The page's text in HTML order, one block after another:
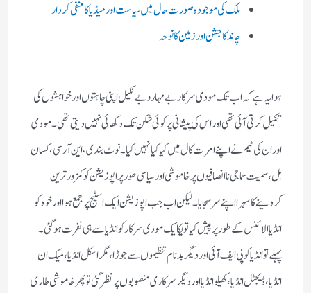
ملک کی موجودہ صورت حال میں سیاست اور میڈیا کا منفی کردار
چاند کا جشن اور زمین کا نوحہ
ہوا یہ ہے کہ اب تک مودی سرکار بے مہار و بے نکیل اپنی چاہتوں اور خواہشوں کی
تکمیل کرتی آئی تھی اور اس کی پیشانی پر کوئی شکن تک دکھائی نہیں دیتی تھی۔ مودی
اور ان کی ٹیم نے اپنے امرت کال میں کیا کیا نہیں کیا۔ نوٹ بندی ، این آر سی ، کسان
بل ، سمیت سماجی ناانصافیوں پر خاموشی اور سیاسی طور پر اپوزیشن کو کمزور ترین
کردینے کا سہرا اپنے سر سجایا۔ لیکن اب جب اپوزیشن ایک اسٹیج پر جمع ہوا اور خود کو
انڈیا الائنس کے طور پر پیش کیا تو یکایک مودی سرکار کو انڈیا سے ہی نفرت ہوگئی۔
پہلے تو انڈیا کو پی ایف آئی اور دیگر بدنام تنظیموں سے جوڑا، مگر اسکل انڈیا ، میک ان
انڈیا ، ڈیجٹل انڈیا ،کھیلو انڈیا اور دیگر سرکاری منصوبوں پر نظر گئی تو پھر خاموشی طاری